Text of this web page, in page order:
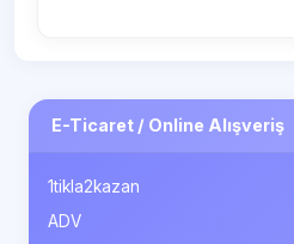
E-Ticaret / Online Alışveriş
1tikla2kazan
ADV